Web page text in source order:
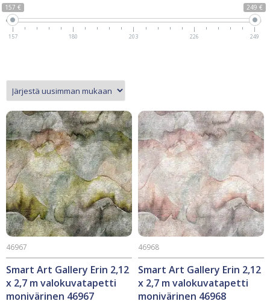
157 € 249 €
157 180 203 226 249
Smart Art Gallery Erin 2,12
x 2,7 m valokuvatapetti
monivärinen 46967
46967
Smart Art Gallery Erin 2,12
x 2,7 m valokuvatapetti
monivärinen 46968
46968